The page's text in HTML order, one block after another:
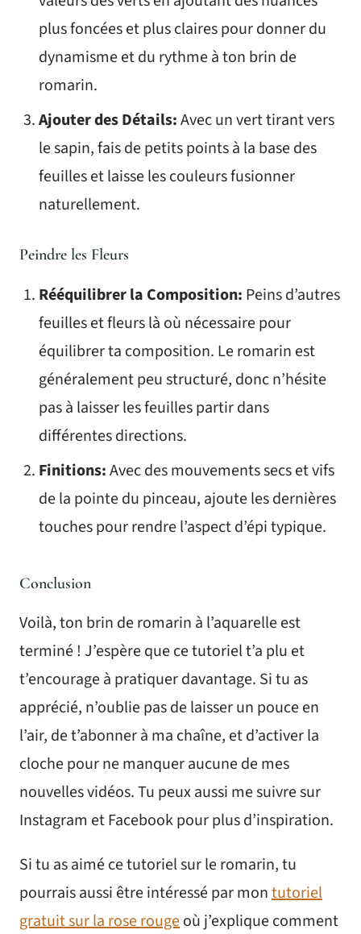
plus foncées et plus claires pour donner du
dynamisme et du rythme à ton brin de
romarin.
Ajouter des Détails:Avec un vert tirant vers
le sapin, fais de petits points à la base des
feuilles et laisse les couleurs fusionner
naturellement.
Peindre les Fleurs
Rééquilibrer la Composition: Peins d’autres
feuilles et fleurs là où nécessaire pour
équilibrer ta composition. Le romarin est
généralement peu structuré, donc n’hésite
pas à laisser les feuilles partir dans
différentes directions.
Finitions:Avec des mouvements secs et vifs
de la pointe du pinceau, ajoute les dernières
touches pour rendre l’aspect d’épi typique.
Conclusion
Voilà, ton brin de romarin à l’aquarelle est
terminé ! J’espère que ce tutoriel t’a plu et
t’encourage à pratiquer davantage. Si tu as
apprécié, n’oublie pas de laisser un pouce en
l’air, de t’abonner à ma chaîne, et d’activer la
cloche pour ne manquer aucune de mes
nouvelles vidéos. Tu peux aussi me suivre sur
Instagram et Facebook pour plus d’inspiration.
Si tu as aimé ce tutoriel sur le romarin, tu
pourrais aussi être intéressé par montutoriel
gratuit sur la rose rougeoù j’explique comment